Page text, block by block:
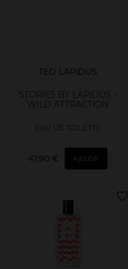
TED LAPIDUS
STORIES BY LAPIDUS -
WILD ATTRACTION
EAU DE TOILETTE
47,90 € Ajouter